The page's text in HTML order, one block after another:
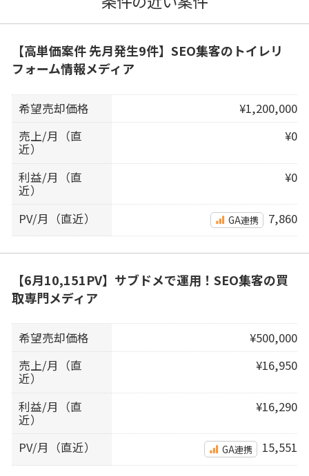
【高単価案件 先月発生9件】SEO集客のトイレリ
フォーム情報メディア
希望売却価格
¥1,200,000
売上/月（直
近）
¥0
利益/月（直
近）
¥0
PV/月（直近） GA連携 7,860
【6月10,151PV】サブドメで運用！SEO集客の買
取専門メディア
希望売却価格
¥500,000
売上/月（直
近）
¥16,950
利益/月（直
近）
¥16,290
PV/月（直近） GA連携 15,551